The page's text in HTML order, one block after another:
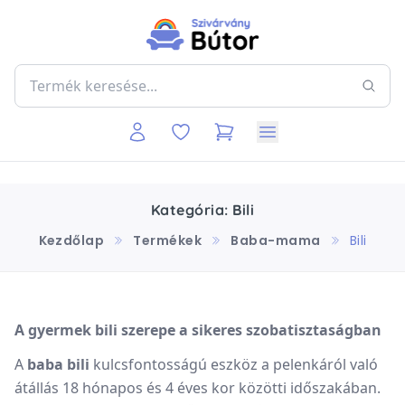
Kategória: Bili
Kezdőlap
Termékek Baba-mama Bili
A gyermek bili szerepe a sikeres szobatisztaságban
A baba bili kulcsfontosságú eszköz a pelenkáról való
átállás 18 hónapos és 4 éves kor közötti időszakában.